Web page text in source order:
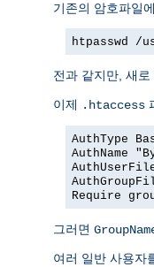
기존의 암호파일
htpasswd /
전과 같지만, 새
이제 .htaccess
AuthType
AuthName
Require
그러면
여러 일반 사용자